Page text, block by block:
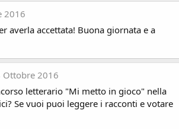
2016
averla accettata! Buona giornata e a
Ottobre 2016
letterario "Mi metto in gioco" nella
Se vuoi puoi leggere i racconti e votare